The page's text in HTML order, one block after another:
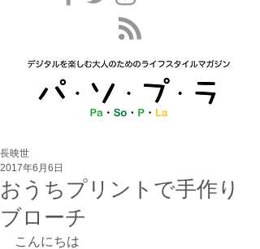
おうちプリントで手作り
ブローチ
長映世
2017年6月6日
こんにちは